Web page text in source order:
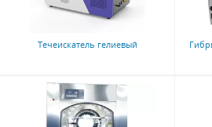
Течеискатель гелиевый